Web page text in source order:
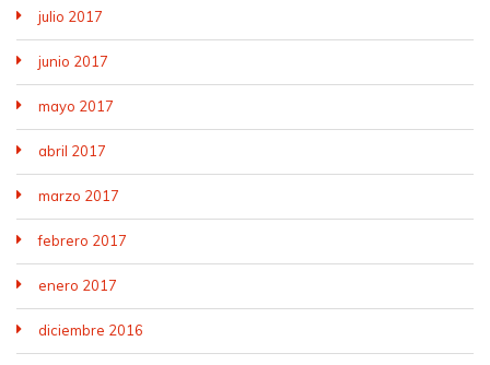
julio 2017
junio 2017
mayo 2017
abril 2017
marzo 2017
febrero 2017
enero 2017
diciembre 2016